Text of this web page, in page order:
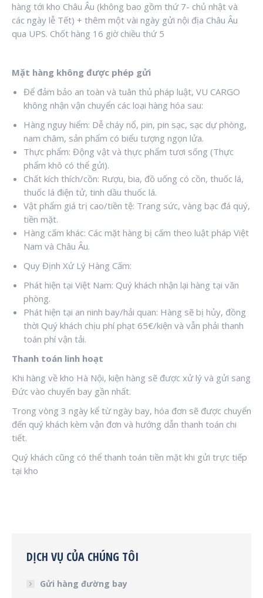
hàng tới kho Châu Âu (không bao gồm thứ 7- chủ nhật và
các ngày lễ Tết) + thêm một vài ngày gửi nội địa Châu Âu
qua UPS. Chốt hàng 16 giờ chiều thứ 5
Mặt hàng không được phép gửi
Để đảm bảo an toàn và tuân thủ pháp luật, VU CARGO
không nhận vận chuyển các loại hàng hóa sau:
Hàng nguy hiểm: Dễ cháy nổ, pin, pin sạc, sạc dự phòng,
nam châm, sản phẩm có biểu tượng ngọn lửa.
Thực phẩm: Động vật và thực phẩm tươi sống (Thực
phẩm khô có thể gửi).
Chất kích thích/cồn: Rượu, bia, đồ uống có cồn, thuốc lá,
thuốc lá điện tử, tinh dầu thuốc lá.
Vật phẩm giá trị cao/tiền tệ: Trang sức, vàng bạc đá quý,
tiền mặt.
Hàng cấm khác: Các mặt hàng bị cấm theo luật pháp Việt
Nam và Châu Âu.
Quy Định Xử Lý Hàng Cấm:
Phát hiện tại Việt Nam: Quý khách nhận lại hàng tại văn
phòng.
Phát hiện tại an ninh bay/hải quan: Hàng sẽ bị hủy, đồng
thời Quý khách chịu phí phạt 65€/kiện và vẫn phải thanh
toán phí vận tải.
Thanh toán linh hoạt
Khi hàng về kho Hà Nội, kiện hàng sẽ được xử lý và gửi sang
Đức vào chuyến bay gần nhất.
Trong vòng 3 ngày kể từ ngày bay, hóa đơn sẽ được chuyển
đến quý khách kèm vận đơn và hướng dẫn thanh toán chi
tiết.
Quý khách cũng có thể thanh toán tiền mặt khi gửi trực tiếp
tại kho
DỊCH VỤ CỦA CHÚNG TÔI
Gửi hàng đường bay